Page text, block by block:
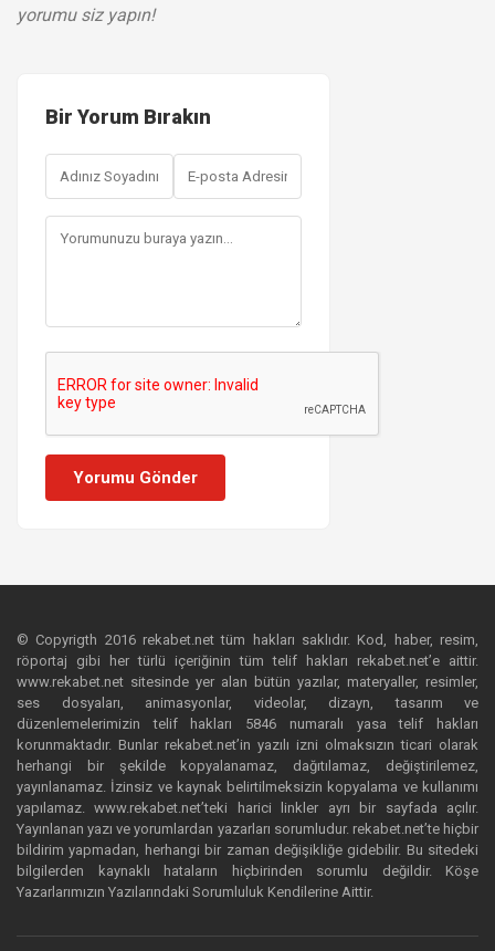
yorumu siz yapın!
Bir Yorum Bırakın
Yorumu Gönder
© Copyrigth 2016 rekabet.net tüm hakları saklıdır. Kod, haber, resim,
röportaj gibi her türlü içeriğinin tüm telif hakları rekabet.net’e aittir.
www.rekabet.net sitesinde yer alan bütün yazılar, materyaller, resimler,
ses dosyaları, animasyonlar, videolar, dizayn, tasarım ve
düzenlemelerimizin telif hakları 5846 numaralı yasa telif hakları
korunmaktadır. Bunlar rekabet.net’in yazılı izni olmaksızın ticari olarak
herhangi bir şekilde kopyalanamaz, dağıtılamaz, değiştirilemez,
yayınlanamaz. İzinsiz ve kaynak belirtilmeksizin kopyalama ve kullanımı
yapılamaz. www.rekabet.net’teki harici linkler ayrı bir sayfada açılır.
Yayınlanan yazı ve yorumlardan yazarları sorumludur. rekabet.net’te hiçbir
bildirim yapmadan, herhangi bir zaman değişikliğe gidebilir. Bu sitedeki
bilgilerden kaynaklı hataların hiçbirinden sorumlu değildir. Köşe
Yazarlarımızın Yazılarındaki Sorumluluk Kendilerine Aittir.